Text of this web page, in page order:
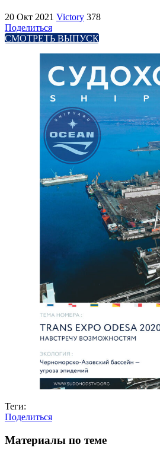
20 Окт 2021 Victory 378
Поделиться
СМОТРЕТЬ ВЫПУСК
Теги:
Поделиться
Материалы по теме